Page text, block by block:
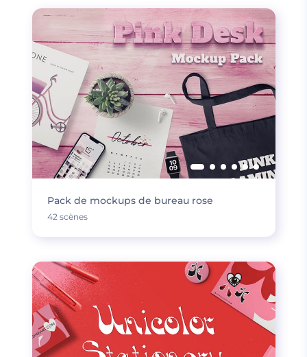
Pack de mockups de bureau rose
42 scènes